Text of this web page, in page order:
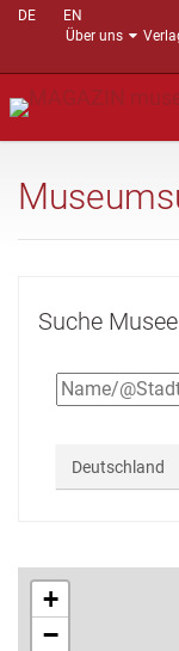
DE
EN
Über uns
Suche
+
−